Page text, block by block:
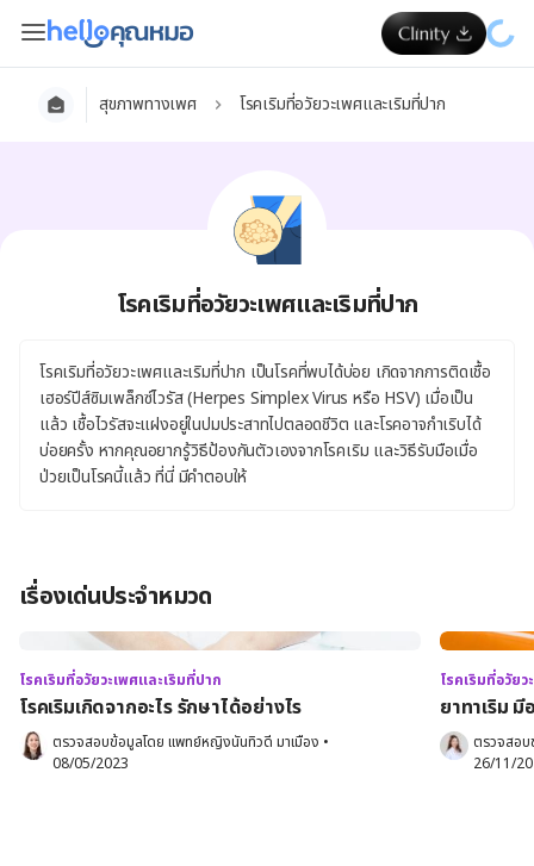
สุขภาพทางเพศ โรคเริมที่อวัยวะเพศและเริมที่ปาก
โรคเริมที่อวัยวะเพศและเริมที่ปาก
โรคเริมที่อวัยวะเพศและเริมที่ปาก เป็นโรคที่พบได้บ่อย เกิดจากการติดเชื้อ
เฮอร์ปีส์ซิมเพล็กซ์ไวรัส (Herpes Simplex Virus หรือ HSV) เมื่อเป็น
แล้ว เชื้อไวรัสจะแฝงอยู่ในปมประสาทไปตลอดชีวิต และโรคอาจกำเริบได้
บ่อยครั้ง หากคุณอยากรู้วิธีป้องกันตัวเองจากโรคเริม และวิธีรับมือเมื่อ
ป่วยเป็นโรคนี้แล้ว ที่นี่ มีคำตอบให้
เรื่องเด่นประจำหมวด
โรคเริมที่อวัยวะเพศและเริมที่ปาก
โรคเริมเกิดจากอะไร รักษาได้อย่างไร
ตรวจสอบข้อมูลโดย แพทย์หญิงนันทิวดี มาเมือง •
08/05/2023
โรคเริมที่อวัย
ยาทาเริม มี
ตรวจสอ
26/11/